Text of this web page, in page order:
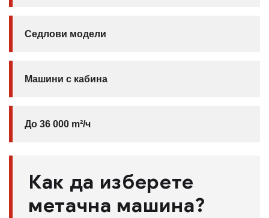
Седлови модели
Машини с кабина
До 36 000 m²/ч
Как да изберете
метачна машина?